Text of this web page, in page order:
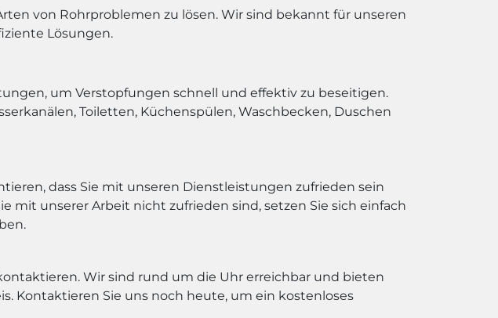
von Rohrproblemen zu lösen. Wir sind bekannt für unseren
Lösungen.
um Verstopfungen schnell und effektiv zu beseitigen.
Toiletten, Küchenspülen, Waschbecken, Duschen
dass Sie mit unseren Dienstleistungen zufrieden sein
mit unserer Arbeit nicht zufrieden sind, setzen Sie sich einfach
Wir sind rund um die Uhr erreichbar und bieten
Kontaktieren Sie uns noch heute, um ein kostenloses